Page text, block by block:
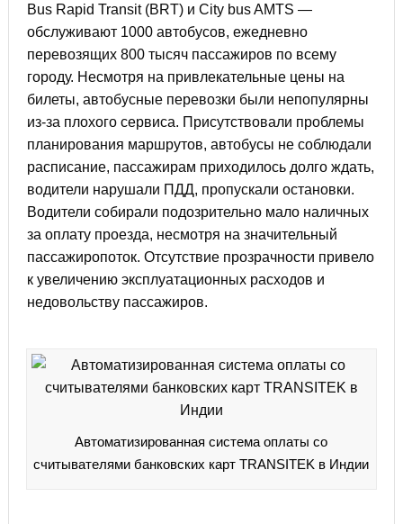
Bus Rapid Transit (BRT) и Сity bus AMTS —
обслуживают 1000 автобусов, ежедневно
перевозящих 800 тысяч пассажиров по всему
городу. Несмотря на привлекательные цены на
билеты, автобусные перевозки были непопулярны
из-за плохого сервиса. Присутствовали проблемы
планирования маршрутов, автобусы не соблюдали
расписание, пассажирам приходилось долго ждать,
водители нарушали ПДД, пропускали остановки.
Водители собирали подозрительно мало наличных
за оплату проезда, несмотря на значительный
пассажиропоток. Отсутствие прозрачности привело
к увеличению эксплуатационных расходов и
недовольству пассажиров.
Автоматизированная система оплаты со
считывателями банковских карт TRANSITEK в Индии